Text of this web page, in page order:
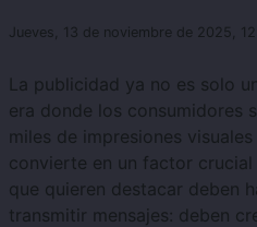
Jueves, 13 de noviembre de 2025,
La publicidad ya no es solo
era donde los consumidores
miles de impresiones
convierte en un factor
que quieren destacar deben
transmitir mensajes: deben